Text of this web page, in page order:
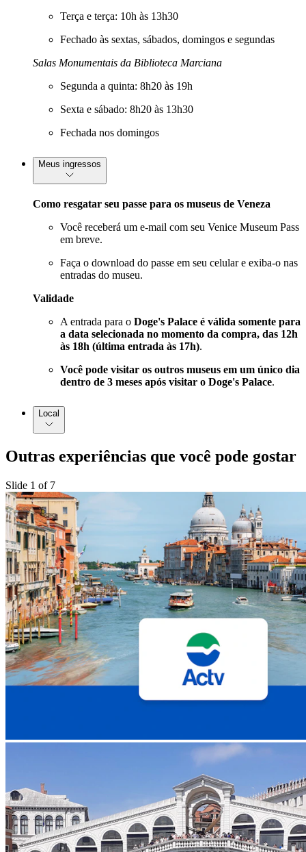
Terça e terça: 10h às 13h30
Fechado às sextas, sábados, domingos e segundas
Salas Monumentais da Biblioteca Marciana
Segunda a quinta: 8h20 às 19h
Sexta e sábado: 8h20 às 13h30
Fechada nos domingos
Meus ingressos
Como resgatar seu passe para os museus de Veneza
Você receberá um e-mail com seu Venice Museum Pass
em breve.
Faça o download do passe em seu celular e exiba-o nas
entradas do museu.
Validade
A entrada para o Doge's Palace é válida somente para
a data selecionada no momento da compra, das 12h
às 18h (última entrada às 17h).
Você pode visitar os outros museus em um único dia
dentro de 3 meses após visitar o Doge's Palace.
Local
Outras experiências que você pode gostar
Slide 1 of 7